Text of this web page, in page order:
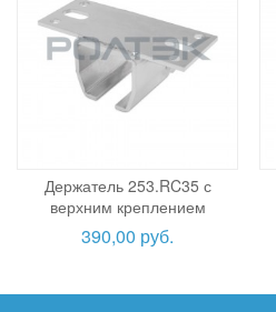
Держатель 253.RC35 с
верхним креплением
390,00 руб.